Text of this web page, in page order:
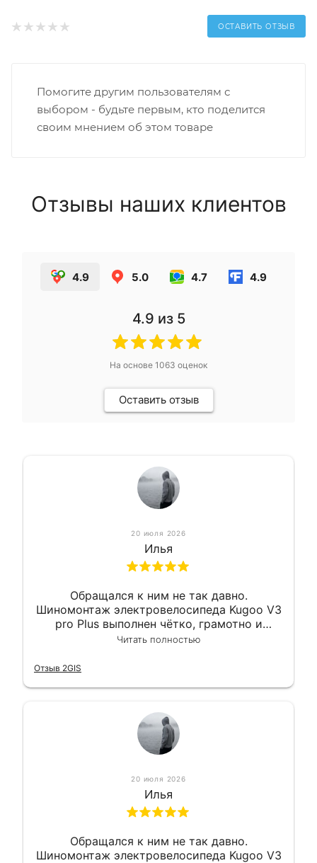
ОСТАВИТЬ ОТЗЫВ
Помогите другим пользователям с
выбором - будьте первым, кто поделится
своим мнением об этом товаре
Отзывы наших клиентов
4.9 5.0 4.7 4.9
4.9 из 5
На основе 1063 оценок
Оставить отзыв
20 июля 2026
Илья
Обращался к ним не так давно.
Шиномонтаж электровелосипеда Kugoo V3
pro Plus выполнен чётко, грамотно и
квалифицированно. Всё сделано
Читать полностью
Отзыв 2GIS
20 июля 2026
Илья
Обращался к ним не так давно.
Шиномонтаж электровелосипеда Kugoo V3